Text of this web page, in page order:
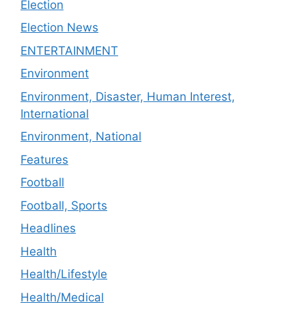
Election
Election News
ENTERTAINMENT
Environment
Environment, Disaster, Human Interest,
International
Environment, National
Features
Football
Football, Sports
Headlines
Health
Health/Lifestyle
Health/Medical